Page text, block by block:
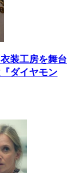
装工房を舞台
ダイヤモン